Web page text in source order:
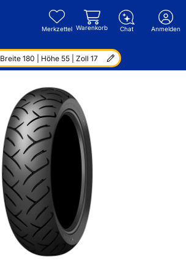
Merkzettel Warenkorb Chat Anmelden
Breite 180 | Höhe 55 | Zoll 17